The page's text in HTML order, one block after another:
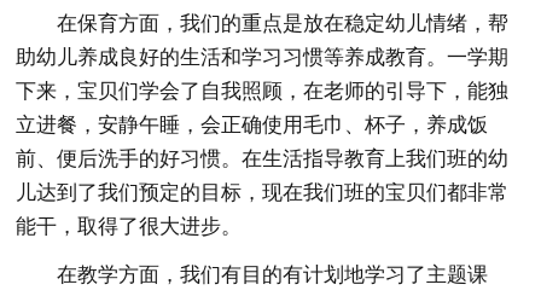
在保育方面，我们的重点是放在稳定幼儿情绪，帮
助幼儿养成良好的生活和学习习惯等养成教育。一学期
下来，宝贝们学会了自我照顾，在老师的引导下，能独
立进餐，安静午睡，会正确使用毛巾、杯子，养成饭
前、便后洗手的好习惯。在生活指导教育上我们班的幼
儿达到了我们预定的目标，现在我们班的宝贝们都非常
能干，取得了很大进步。
在教学方面，我们有目的有计划地学习了主题课